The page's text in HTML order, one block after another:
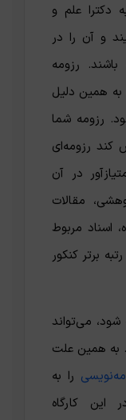
دکترا علم و
و آن را در
رزومه
به همین دلیل
رزومه شما
کند رزومه‌ای
در آن
مقالات
اسناد مربوط
برتر کنکور
می‌تواند
به همین علت
را به
این کارگاه